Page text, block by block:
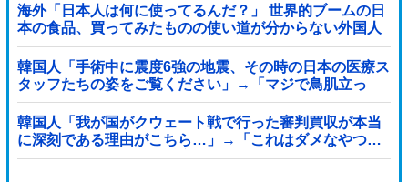
海外「日本人は何に使ってるんだ？」 世界的ブームの日
本の食品、買ってみたものの使い道が分からない外国人
が続出
韓国人「手術中に震度6強の地震、その時の日本の医療ス
タッフたちの姿をご覧ください」→「マジで鳥肌立っ
た」「こういう姿は韓国も見習わないと」「あんな状況
なら日本だけではなく韓国の医療関係者も同じように行
動したはずだ」【熊本地震】
韓国人「我が国がクウェート戦で行った審判買収が本当
に深刻である理由がこちら…」→「これはダメなやつ…
（ブルブル」＝韓国の反応